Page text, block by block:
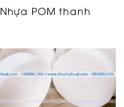
Nhựa POM thanh